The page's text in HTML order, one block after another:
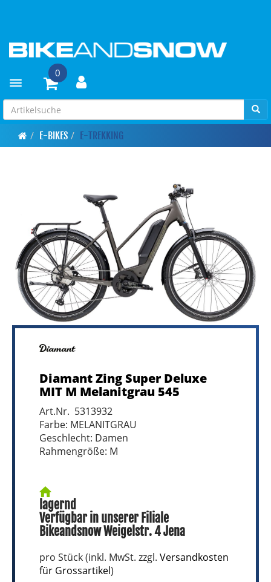
Toggle navigation
0
E-BIKES E-TREKKING
Diamant Zing Super Deluxe
MIT M Melanitgrau 545
Art.Nr. 5313932
Farbe: MELANITGRAU
Geschlecht: Damen
Rahmengröße: M
lagernd
Verfügbar in unserer Filiale
Bikeandsnow Weigelstr. 4 Jena
pro Stück (inkl. MwSt. zzgl. Versandkosten
für Grossartikel)